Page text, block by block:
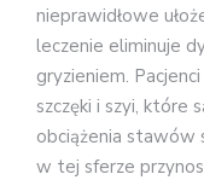
nieprawidłowe
leczenie eliminuje
gryzieniem.
szczęki i szyi, które
obciążenia stawów
w tej sferze